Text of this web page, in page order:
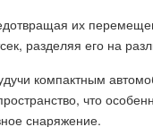
их
разделяя его на
компактным
что
снаряжение.